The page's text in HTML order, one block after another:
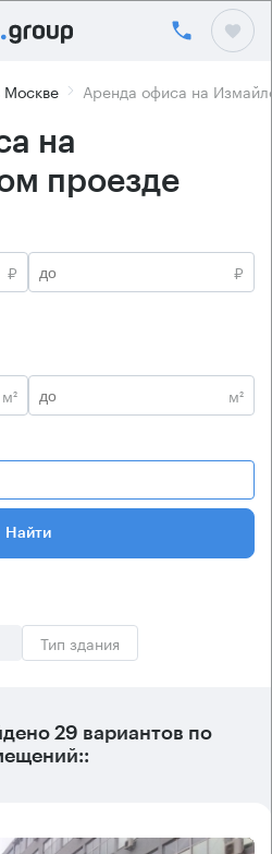
Москве Аренда офиса на
на
проезде
₽
₽
м²
м²
Найти
Тип здания
29 вариантов по